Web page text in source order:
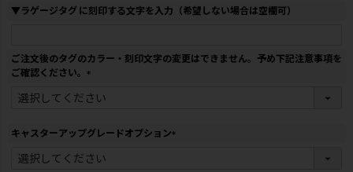
須
▼ラゲージタグ に刻印する文字を入力（希望しない場合は空欄可）
ご注文後のタグのカラー・刻印文字の変更はできません。予め下記注意事項を
ご確認ください。
必
)
キャスターアップグレードオプション